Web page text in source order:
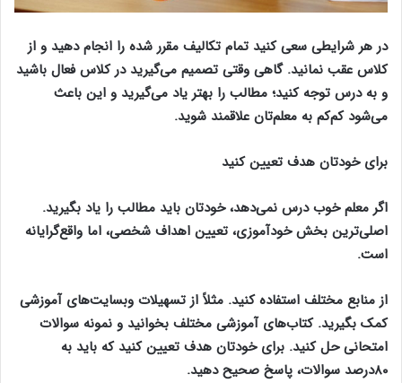
در هر شرایطی سعی کنید تمام تکالیف مقرر شده را انجام دهید و از
کلاس عقب نمانید. گاهی وقتی تصمیم می‌گیرید در کلاس فعال باشید
و به درس توجه کنید؛ مطالب را بهتر یاد می‌گیرید و این باعث
می‌شود کم‌کم به معلم‌تان علاقمند شوید.
برای خودتان هدف تعیین کنید
اگر معلم خوب درس نمی‌دهد، خودتان باید مطالب را یاد بگیرید.
اصلی‌ترین بخش خودآموزی، تعیین اهداف شخصی، اما واقع‌گرایانه
است.
از منابع مختلف استفاده کنید. مثلاً از تسهیلات وبسایت‌های آموزشی
کمک بگیرید. کتاب‌های آموزشی مختلف بخوانید و نمونه سوالات
امتحانی حل کنید. برای خودتان هدف تعیین کنید که باید به
۸۰درصد سوالات، پاسخ صحیح دهید.